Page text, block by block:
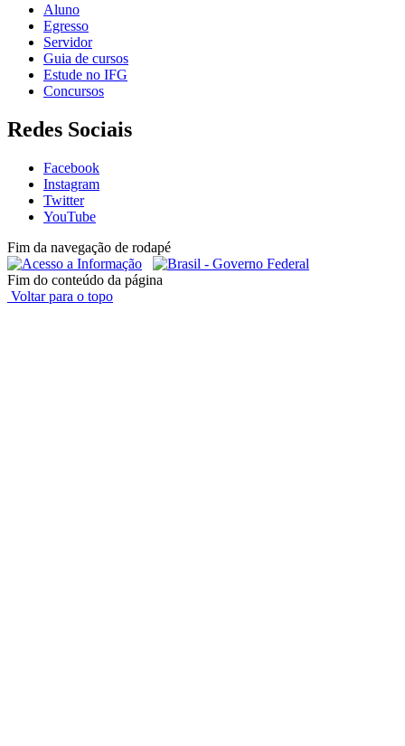
Aluno
Egresso
Servidor
Guia de cursos
Estude no IFG
Concursos
Redes Sociais
Facebook
Instagram
Twitter
YouTube
Fim da navegação de rodapé
Fim do conteúdo da página
Voltar para o topo